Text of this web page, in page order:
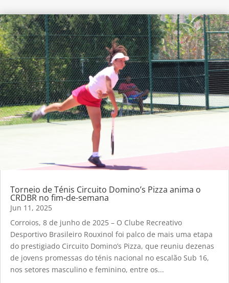
Torneio de Ténis Circuito Domino’s Pizza anima o
CRDBR no fim-de-semana
Jun 11, 2025
Corroios, 8 de junho de 2025 – O Clube Recreativo
Desportivo Brasileiro Rouxinol foi palco de mais uma etapa
do prestigiado Circuito Domino’s Pizza, que reuniu dezenas
de jovens promessas do ténis nacional no escalão Sub 16,
nos setores masculino e feminino, entre os...